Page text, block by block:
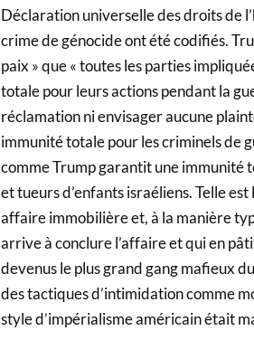
Déclaration universelle des droits de
crime de génocide ont été codifiés.
paix » que « toutes les parties
totale pour leurs actions pendant la
réclamation ni envisager aucune
immunité totale pour les criminels de
comme Trump garantit une immunité
et tueurs d’enfants israéliens. Telle
affaire immobilière et, à la manière
arrive à conclure l’affaire et qui en
devenus le plus grand gang mafieux
des tactiques d’intimidation comme
style d’impérialisme américain était